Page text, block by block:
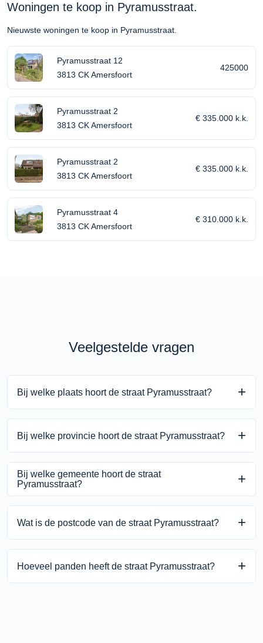
Woningen te koop in Pyramusstraat.
Nieuwste woningen te koop in Pyramusstraat.
Pyramusstraat 12
3813 CK Amersfoort
425000
Pyramusstraat 2
3813 CK Amersfoort
€ 335.000 k.k.
Pyramusstraat 2
3813 CK Amersfoort
€ 335.000 k.k.
Pyramusstraat 4
3813 CK Amersfoort
€ 310.000 k.k.
Veelgestelde vragen
Bij welke plaats hoort de straat Pyramusstraat?
Bij welke provincie hoort de straat Pyramusstraat?
Bij welke gemeente hoort de straat
Pyramusstraat?
Wat is de postcode van de straat Pyramusstraat?
Hoeveel panden heeft de straat Pyramusstraat?